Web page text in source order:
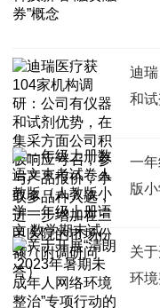
迪
和
召
一
问答
一
版
关
环